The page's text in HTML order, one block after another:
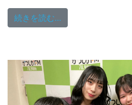
続きを読む…